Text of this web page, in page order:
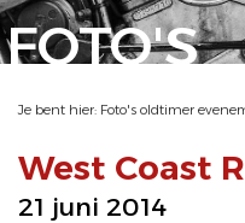
FOTO'S
Je bent hier: Foto's oldtimer
West Coast
21 juni 2014